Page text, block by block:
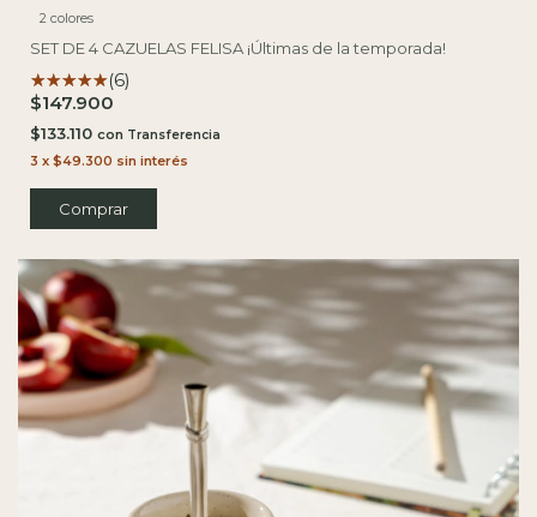
2 colores
SET DE 4 CAZUELAS FELISA ¡Últimas de la temporada!
(6)
$147.900
$133.110 con
3 x $49.300 sin interés
Comprar